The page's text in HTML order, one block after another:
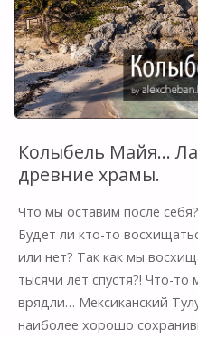
Колыбель Майя…
древние храмы.
Что мы оставим после
Будет ли кто-то
или нет? Так как мы
тысячи лет спустя?! Что-то
врядли… Мексиканский
наиболее хорошо